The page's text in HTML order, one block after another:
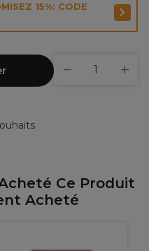
15%: CODE
Ce Produit
Acheté